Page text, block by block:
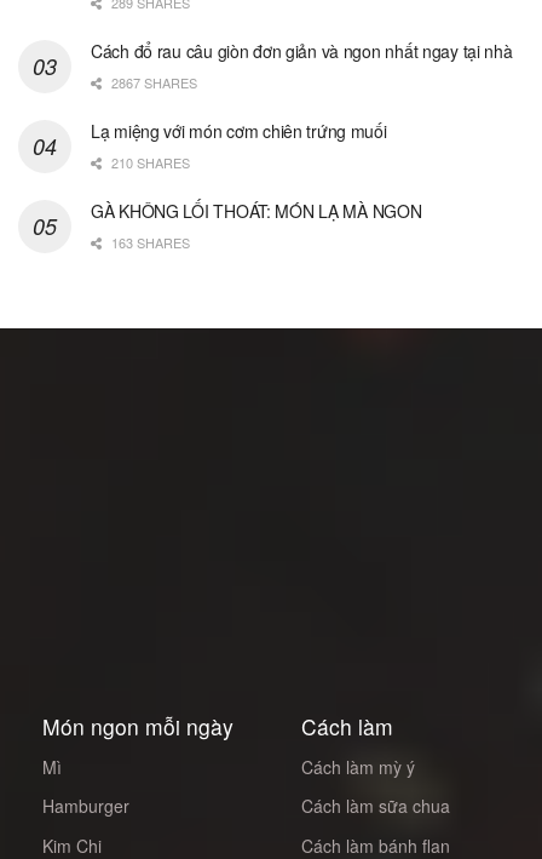
Cách đổ rau câu giòn đơn giản và ngon nhất ngay tại nhà
2867 SHARES
Lạ miệng với món cơm chiên trứng muối
210 SHARES
GÀ KHÔNG LỐI THOÁT: MÓN LẠ MÀ NGON
163 SHARES
Món ngon mỗi ngày
Mì
Hamburger
Kim Chi
Cách làm
Cách làm mỳ ý
Cách làm sữa chua
Cách làm bánh flan